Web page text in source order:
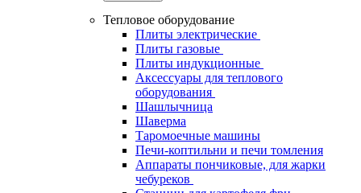
Тепловое оборудование
Плиты электрические
Плиты газовые
Плиты индукционные
Аксессуары для теплового
оборудования
Шашлычница
Шаверма
Таромоечные машины
Печи-коптильни и печи томления
Аппараты пончиковые, для жарки
чебуреков